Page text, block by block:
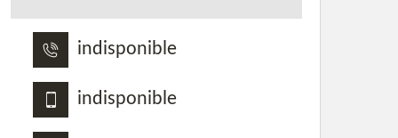
indisponible
indisponible